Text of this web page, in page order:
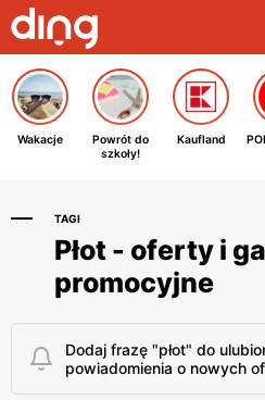
Wakacje
Powrót do
szkoły!
Kaufland
TAGI
Płot - oferty i
promocyjne
Dodaj frazę "płot" do
powiadomienia o nowych